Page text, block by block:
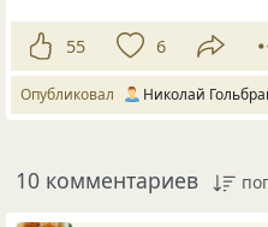
55 6
Опубликовал Николай
10 комментариев